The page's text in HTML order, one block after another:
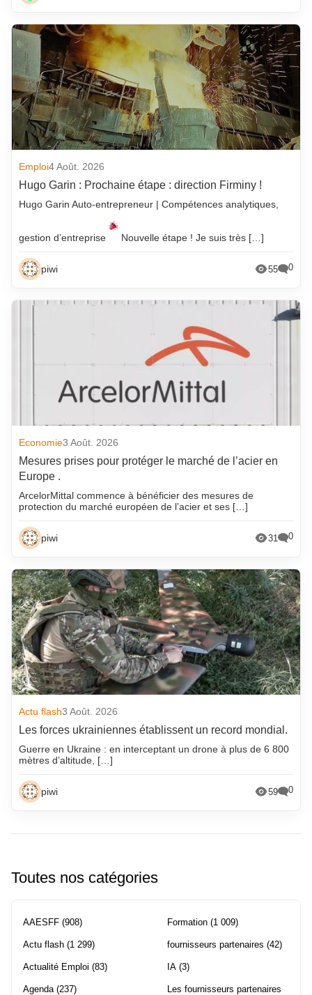
Emploi4 Août. 2026
Hugo Garin : Prochaine étape : direction Firminy !
Hugo Garin Auto-entrepreneur | Compétences analytiques,
gestion d’entreprise Nouvelle étape ! Je suis très […]
piwi 55 0
Economie3 Août. 2026
Mesures prises pour protéger le marché de l’acier en
Europe .
ArcelorMittal commence à bénéficier des mesures de
protection du marché européen de l’acier et ses […]
piwi 31 0
Actu flash3 Août. 2026
Les forces ukrainiennes établissent un record mondial.
Guerre en Ukraine : en interceptant un drone à plus de 6 800
mètres d’altitude, […]
piwi 59 0
Toutes nos catégories
AAESFF (908)
Actu flash (1 299)
Actualité Emploi (83)
Agenda (237)
Formation (1 009)
fournisseurs partenaires (42)
IA (3)
Les fournisseurs partenaires